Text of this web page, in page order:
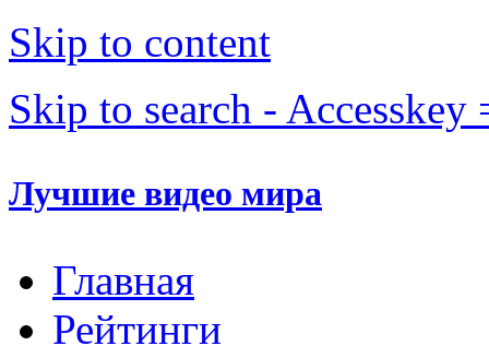
Skip to content
Skip to search - Accesskey
Лучшие видео мира
Главная
Рейтинги